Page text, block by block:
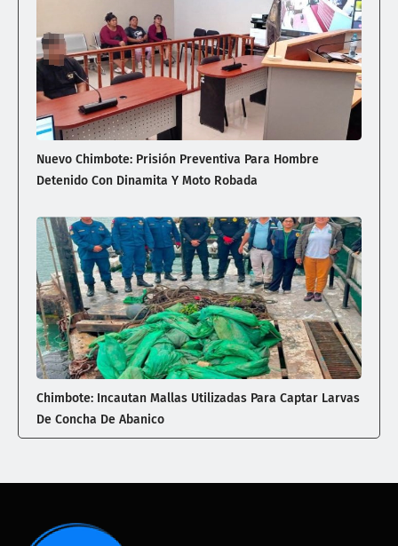
Nuevo Chimbote: Prisión Preventiva Para Hombre
Detenido Con Dinamita Y Moto Robada
Chimbote: Incautan Mallas Utilizadas Para Captar Larvas
De Concha De Abanico